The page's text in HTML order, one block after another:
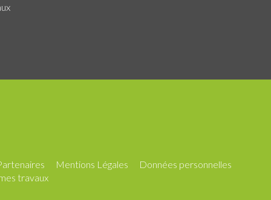
Mentions Légales
Données personnelles
travaux